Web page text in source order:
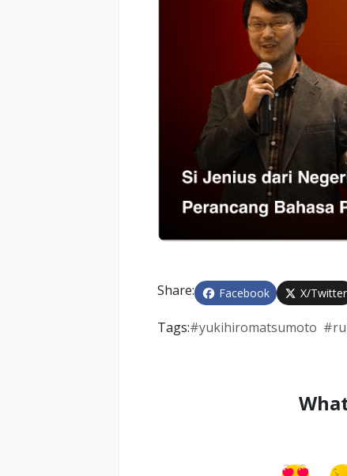
Share: Facebook X/Twitter
Tags:#yukihiromatsumoto #